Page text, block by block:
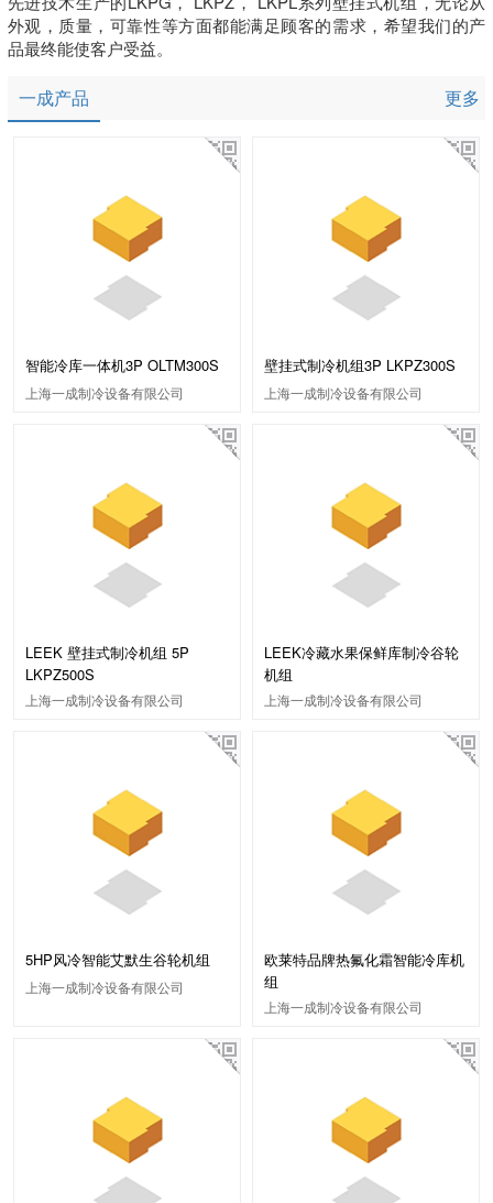
外观，质量，可靠性等方面都能满足顾客的需求，希望我们的产
品最终能使客户受益。
一成产品 更多
智能冷库一体机3P OLTM300S
上海一成制冷设备有限公司
壁挂式制冷机组3P LKPZ300S
上海一成制冷设备有限公司
LEEK 壁挂式制冷机组 5P
LKPZ500S
上海一成制冷设备有限公司
LEEK冷藏水果保鲜库制冷谷轮
机组
上海一成制冷设备有限公司
5HP风冷智能艾默生谷轮机组
上海一成制冷设备有限公司
欧莱特品牌热氟化霜智能冷库机
组
上海一成制冷设备有限公司